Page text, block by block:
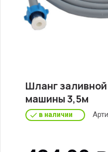
Шланг
машины 3,5м
в наличии